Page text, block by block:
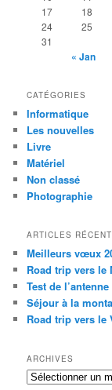
17
18
24
25
31
« Jan
CATÉGORIES
Informatique
Les nouvelles
Livre
Matériel
Non classé
Photographie
ARTICLES
Meilleurs vœux
Road trip vers le
Test de
Séjour à la
Road trip vers le
ARCHIVES
Archives